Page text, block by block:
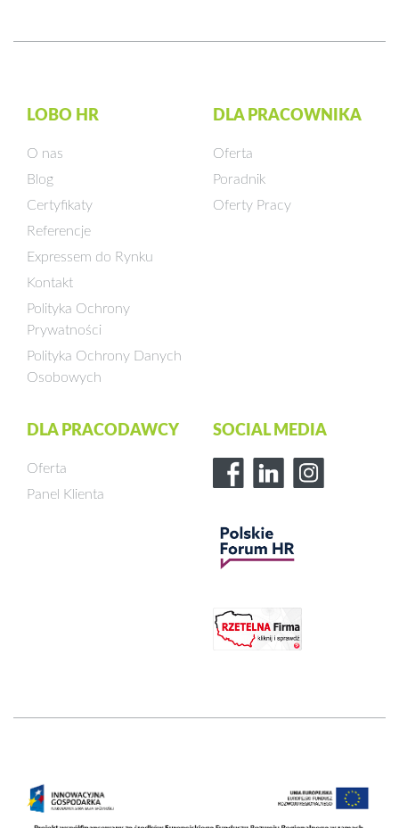
LOBO HR
O nas
Blog
Certyfikaty
Referencje
Expressem do Rynku
Kontakt
Polityka Ochrony
Prywatności
Polityka Ochrony Danych
Osobowych
DLA PRACOWNIKA
Oferta
Poradnik
Oferty Pracy
DLA PRACODAWCY
Oferta
Panel Klienta
SOCIAL MEDIA